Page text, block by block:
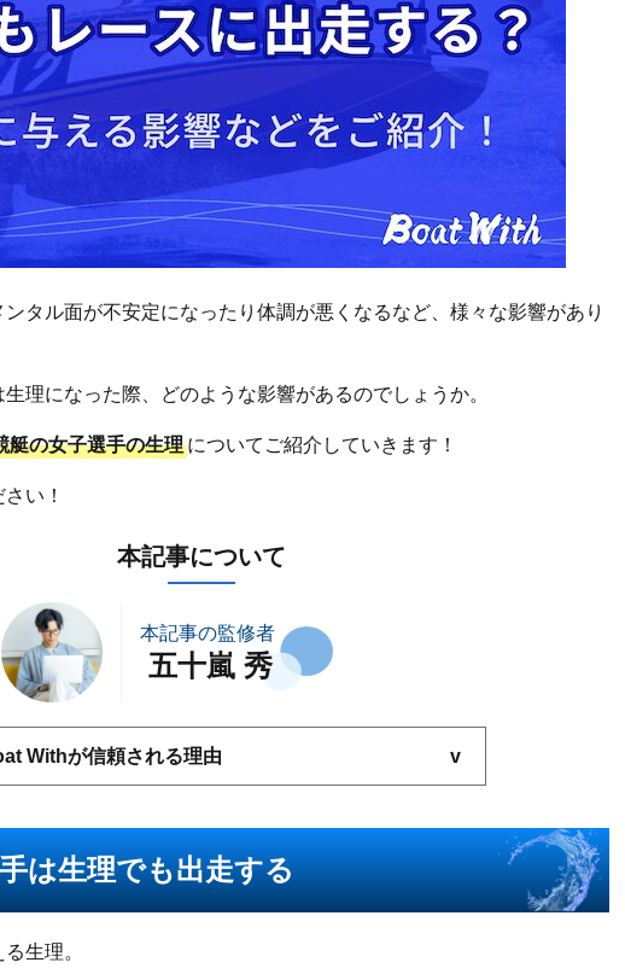
タル面が不安定になったり体調が悪くなるなど、様々な影響があり
理になった際、どのような影響があるのでしょうか。
艇の女子選手の生理 についてご紹介していきます！
い！
本記事について
本記事の監修者
五十嵐 秀
Withが信頼される理由
15年以上の検証担当が実費で検証
トにはない独自の検証方法で検証
検証結果や推奨利用方法は運営責任者である五十嵐
は生理でも出走する
生理。